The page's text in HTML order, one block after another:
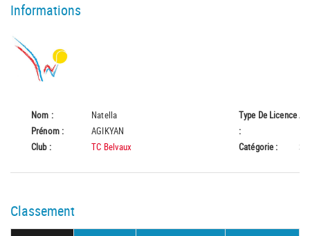
Informations
Nom :
Natella
Prénom :
AGIKYAN
Club :
TC Belvaux
Type De Licence
:
A
Catégorie :
Classement